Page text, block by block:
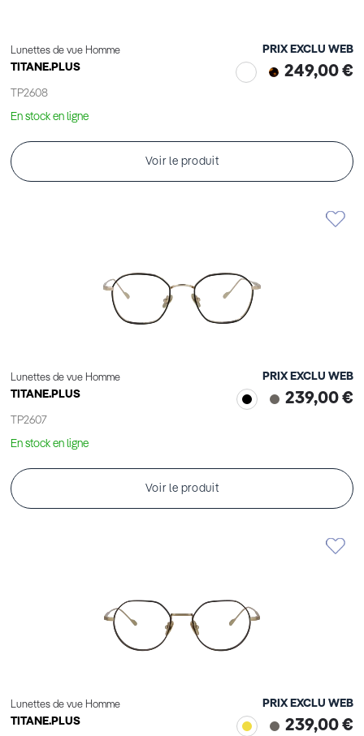
Lunettes de vue Homme
TITANE.PLUS
TP2608
PRIX EXCLU WEB
249,00 €
En stock en ligne
Voir le produit
Lunettes de vue Homme
TITANE.PLUS
TP2607
PRIX EXCLU WEB
239,00 €
En stock en ligne
Voir le produit
Lunettes de vue Homme
TITANE.PLUS
PRIX EXCLU WEB
239,00 €